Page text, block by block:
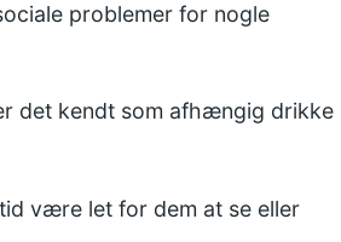
problemer for nogle
det kendt som afhængig drikke
være let for dem at se eller